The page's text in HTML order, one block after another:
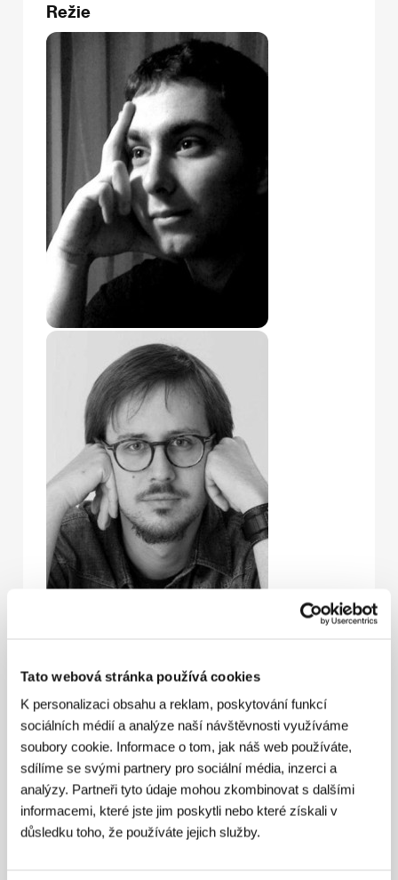
Tato webová stránka používá cookies
K personalizaci obsahu a reklam, poskytování funkcí
sociálních médií a analýze naší návštěvnosti využíváme
soubory cookie. Informace o tom, jak náš web používáte,
sdílíme se svými partnery pro sociální média, inzerci a
analýzy. Partneři tyto údaje mohou zkombinovat s dalšími
informacemi, které jste jim poskytli nebo které získali v
důsledku toho, že používáte jejich služby.
Režie
Mardešić (1985, Chorvatsko). Společná filmografie:
Zagorski specijalitet
Tenant(2013, TV film, kr.),Strýček(Stric, 2022).
Kontakty
Eclectica
Vingoradi 34a, 10000, Zagreb